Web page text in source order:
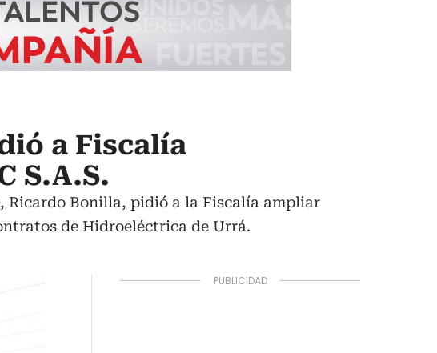
a Fiscalía
S.A.S.
Ricardo Bonilla, pidió a la Fiscalía ampliar
de Hidroeléctrica de Urrá.